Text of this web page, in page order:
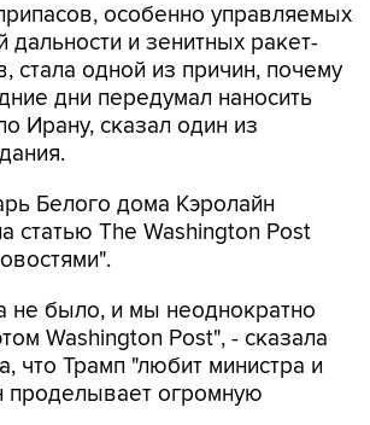
особенно управляемых
дальности и зенитных ракет-
стала одной из причин, почему
дни передумал наносить
Ирану, сказал один из
Белого дома Кэролайн
статью The Washington Post
не было, и мы неоднократно
Washington Post", - сказала
что Трамп "любит министра и
проделывает огромную